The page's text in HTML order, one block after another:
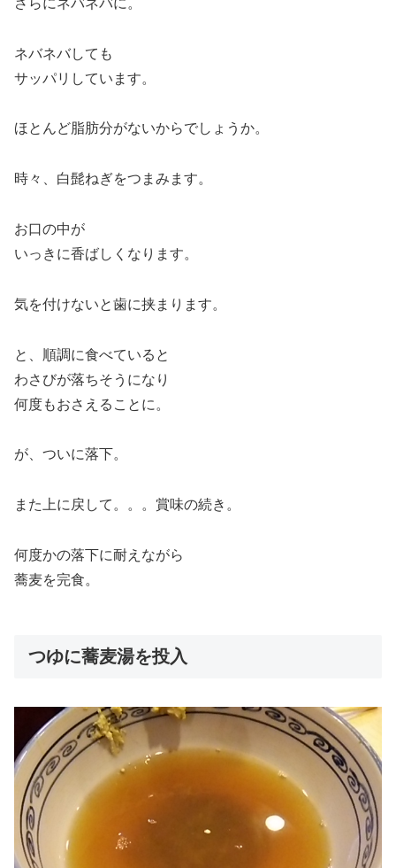
ネバネバしても
サッパリしています。
ほとんど脂肪分がないからでしょうか。
時々、白髭ねぎをつまみます。
お口の中が
いっきに香ばしくなります。
気を付けないと歯に挟まります。
と、順調に食べていると
わさびが落ちそうになり
何度もおさえることに。
が、ついに落下。
また上に戻して。。。賞味の続き。
何度かの落下に耐えながら
蕎麦を完食。
つゆに蕎麦湯を投入